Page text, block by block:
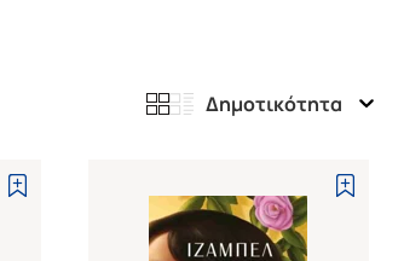
Δημοτικότητα